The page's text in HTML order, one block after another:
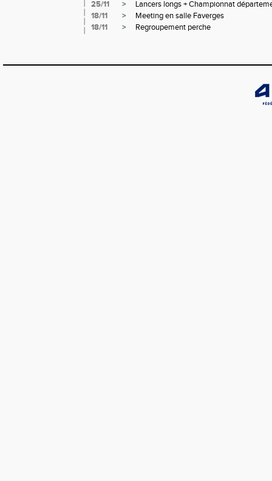
25/11 >
Lancers longs + Championnat
18/11
>
Meeting en salle Faverges
18/11
> Regroupement perche